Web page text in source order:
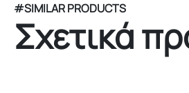
#SIMILAR PRODUCTS
Σχετικά